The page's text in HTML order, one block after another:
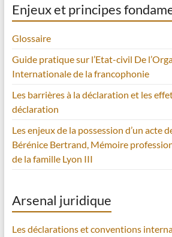
Enjeux et principes
Glossaire
Guide pratique sur l’Etat-civil De
Internationale de la francophonie
Les barrières à la déclaration et les
déclaration
Les enjeux de la possession d’un acte
Bérénice Bertrand, Mémoire
de la famille Lyon III
Arsenal juridique
Les déclarations et conventions